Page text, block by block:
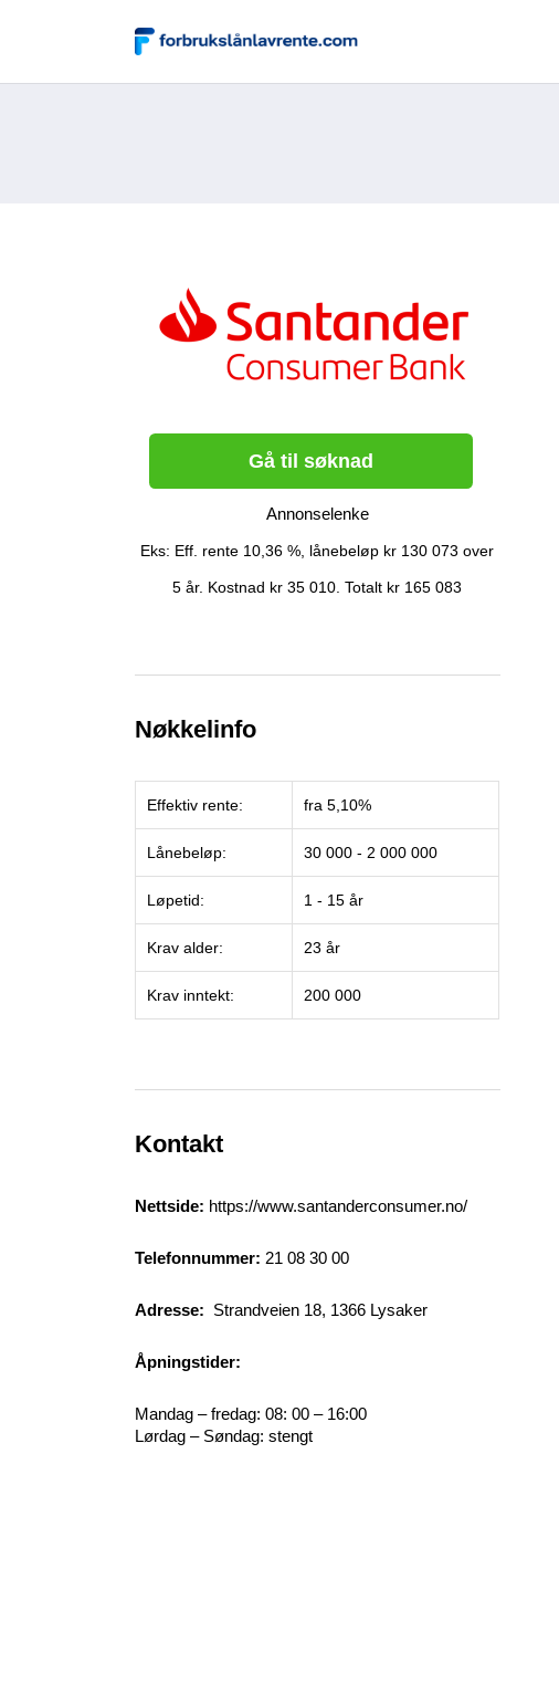
Gå til søknad
Annonselenke
Eks: Eff. rente 10,36 %, lånebeløp kr 130 073 over
5 år. Kostnad kr 35 010. Totalt kr 165 083
Nøkkelinfo
Effektiv rente: fra 5,10%
Lånebeløp: 30 000 - 2 000 000
Løpetid: 1 - 15 år
Krav alder: 23 år
Krav inntekt: 200 000
Kontakt
Nettside: https://www.santanderconsumer.no/
Telefonnummer: 21 08 30 00
Adresse: Strandveien 18, 1366 Lysaker
Åpningstider:
Mandag – fredag: 08: 00 – 16:00
Lørdag – Søndag: stengt